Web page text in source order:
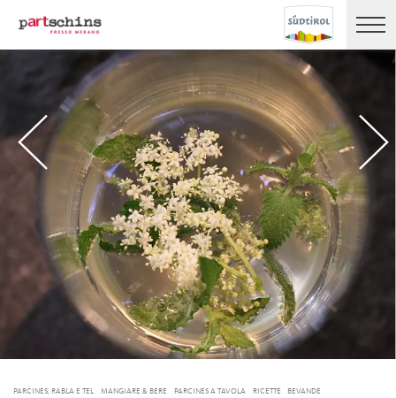
PARCINES, RABLA E TEL MANGIARE & BERE PARCINES A TAVOLA RICETTE BEVANDE